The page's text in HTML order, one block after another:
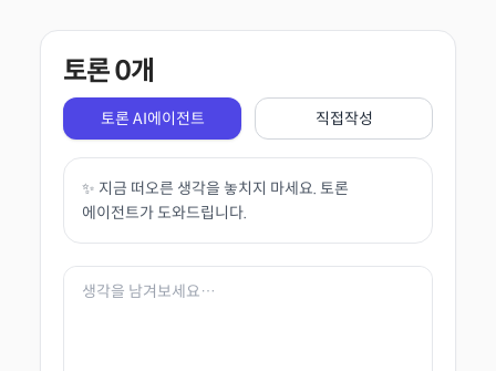
토론0개
토론 AI에이전트 직접작성
✨ 지금 떠오른 생각을 놓치지 마세요. 토론
에이전트가 도와드립니다.